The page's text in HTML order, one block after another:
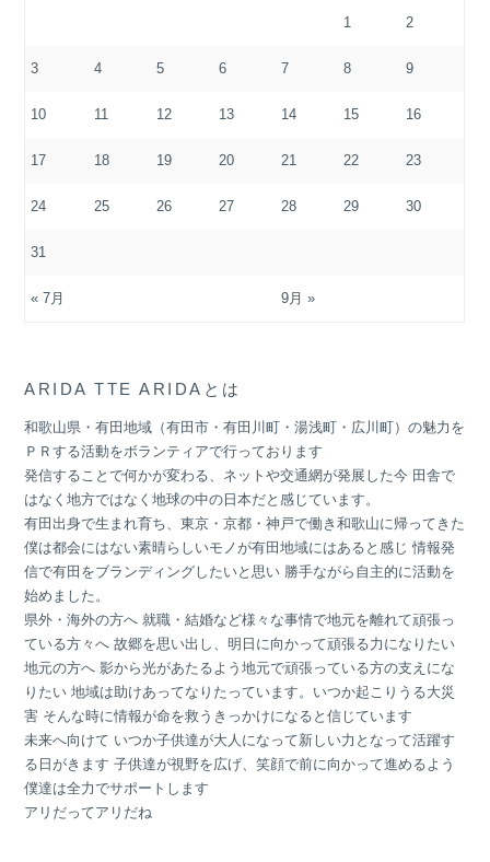
1 2
3 4 5 6 7 8 9
10 11 12 13 14 15 16
17 18 19 20 21 22 23
24 25 26 27 28 29 30
31
« 7月 9月 »
ARIDA TTE ARIDAとは
和歌山県・有田地域（有田市・有田川町・湯浅町・広川町）の魅力を
ＰＲする活動をボランティアで行っております
発信することで何かが変わる、ネットや交通網が発展した今 田舎で
はなく地方ではなく地球の中の日本だと感じています。
有田出身で生まれ育ち、東京・京都・神戸で働き和歌山に帰ってきた
僕は都会にはない素晴らしいモノが有田地域にはあると感じ 情報発
信で有田をブランディングしたいと思い 勝手ながら自主的に活動を
始めました。
県外・海外の方へ 就職・結婚など様々な事情で地元を離れて頑張っ
ている方々へ 故郷を思い出し、明日に向かって頑張る力になりたい
地元の方へ 影から光があたるよう地元で頑張っている方の支えにな
りたい 地域は助けあってなりたっています。いつか起こりうる大災
害 そんな時に情報が命を救うきっかけになると信じています
未来へ向けて いつか子供達が大人になって新しい力となって活躍す
る日がきます 子供達が視野を広げ、笑顔で前に向かって進めるよう
僕達は全力でサポートします
アリだってアリだね